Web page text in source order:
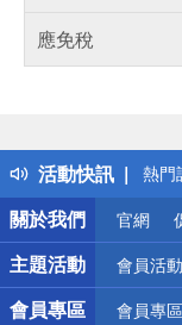
應免稅
活動快訊
得獎
熱門
銀行
偏遠
詐騙
關於我們
官網
主題活動 會員活動
會員專區 會員專區